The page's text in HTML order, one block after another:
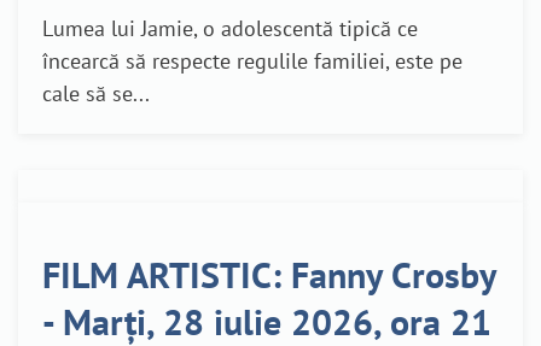
Lumea lui Jamie, o adolescentă tipică ce
încearcă să respecte regulile familiei, este pe
cale să se...
FILM ARTISTIC: Fanny Crosby
- Marți, 28 iulie 2026, ora 21